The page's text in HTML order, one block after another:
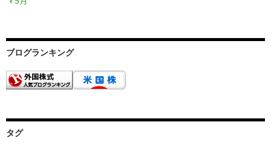
ブログランキング
タグ